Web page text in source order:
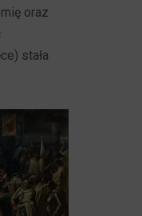
oraz
stała